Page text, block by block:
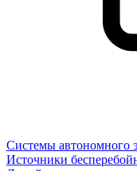
Системы автономного
Источники